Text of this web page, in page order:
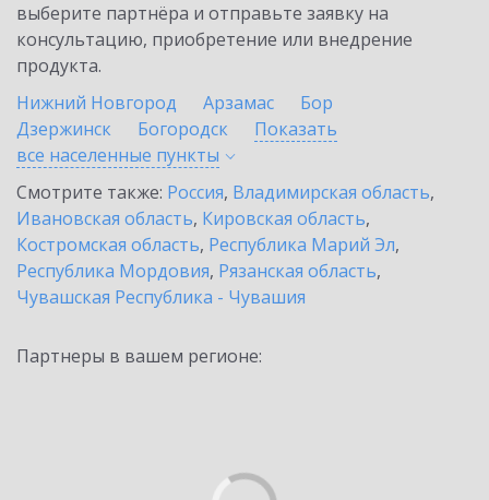
выберите партнёра и отправьте заявку на
консультацию, приобретение или внедрение
продукта.
Нижний Новгород
Арзамас
Бор
Дзержинск
Богородск
Показать
все населенные пункты
Смотрите также: Россия, Владимирская область,
Ивановская область, Кировская область,
Костромская область, Республика Марий Эл,
Республика Мордовия, Рязанская область,
Чувашская Республика - Чувашия
Партнеры в вашем регионе: